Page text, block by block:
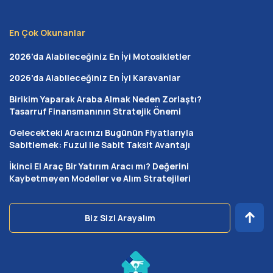
huzurunu yaşarsınız.
Faizsiz Konut Finansman Sistemi Nasıl
Çalışır?
Faizsiz konut finansman sistemi, bireylerin belirli bir
mülk edinmesini sağlayan bir modeldir. Bu sistemde
maliyetler minimize edilirken, her katılımcının bütçesine
göre bir yol haritası çizilir. Sistemin temel amacı, faiz
maliyetine katlanmak istemeyen kişileri ev sahibi
yapmaktır.
Süreç boyunca uzman danışmanlar eşliğinde size en
belirlemelerle ev teslim tarihleri netleştirilir. Böylece
En Çok Okunanlar
2026'da Alabileceğiniz En İyi Motosikletler
2026'da Alabileceğiniz En İyi Karavanlar
Birikim Yaparak Araba Almak Neden Zorlaştı?
Tasarruf Finansmanının Stratejik Önemi
Gelecekteki Aracınızı Bugünün Fiyatlarıyla
Sabitlemek: Fuzul ile Sabit Taksit Avantajı
İkinci El Araç Bir Yatırım Aracı mı? Değerini
Kaybetmeyen Modeller ve Alım Stratejileri
Biz Sizi Arayalım